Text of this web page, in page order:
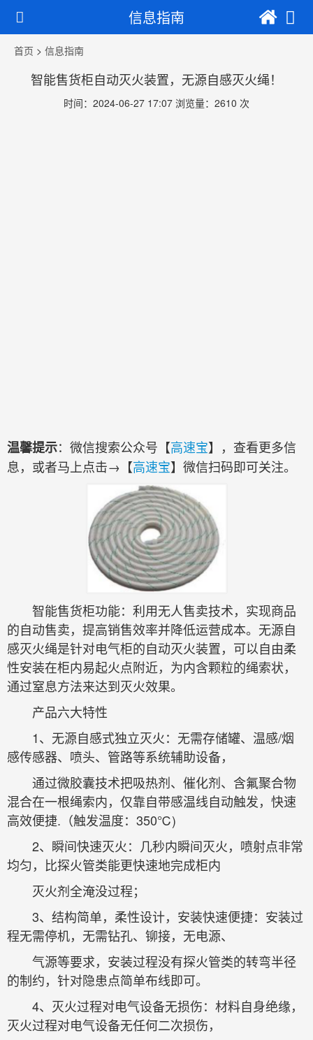
信息指南
首页 > 信息指南
智能售货柜自动灭火装置，无源自感灭火绳！
时间：2024-06-27 17:07 浏览量：2610 次
温馨提示：微信搜索公众号【高速宝】，查看更多信
息，或者马上点击→【高速宝】微信扫码即可关注。
智能售货柜功能：利用无人售卖技术，实现商品
的自动售卖，提高销售效率并降低运营成本。无源自
感灭火绳是针对电气柜的自动灭火装置，可以自由柔
性安装在柜内易起火点附近，为内含颗粒的绳索状，
通过窒息方法来达到灭火效果。
产品六大特性
1、无源自感式独立灭火：无需存储罐、温感/烟
感传感器、喷头、管路等系统辅助设备，
通过微胶囊技术把吸热剂、催化剂、含氟聚合物
混合在一根绳索内，仅靠自带感温线自动触发，快速
高效便捷.（触发温度：350℃)
2、瞬间快速灭火：几秒内瞬间灭火，喷射点非常
均匀，比探火管类能更快速地完成柜内
灭火剂全淹没过程；
3、结构简单，柔性设计，安装快速便捷：安装过
程无需停机，无需钻孔、铆接，无电源、
气源等要求，安装过程没有探火管类的转弯半径
的制约，针对隐患点简单布线即可。
4、灭火过程对电气设备无损伤：材料自身绝缘，
灭火过程对电气设备无任何二次损伤，